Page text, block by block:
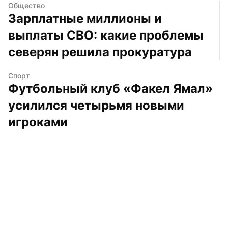
Общество
Зарплатные миллионы и
выплаты СВО: какие проблемы
северян решила прокуратура
Спорт
Футбольный клуб «Факел Ямал»
усилился четырьмя новыми
игроками